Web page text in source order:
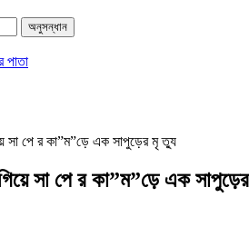
সা পে র কা”ম”ড়ে এক সাপুড়ের মৃ ত্যু
সা পে র কা”ম”ড়ে এক